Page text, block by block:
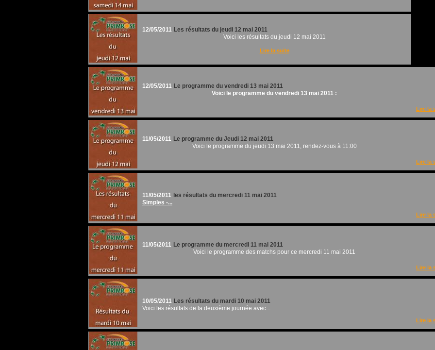
12/05/2011 Les résultats du jeudi 12 mai 2011
Voici les résultats du jeudi 12 mai 2011
Lire la suite
12/05/2011 Le programme du vendredi 13 mai 2011
Voici le programme du vendredi 13 mai 2011 :
Lire la
11/05/2011 Le programme du Jeudi 12 mai 2011
Voici le programme du jeudi 13 mai 2011, rendez-vous à 11:00
Lire la
11/05/2011 les résultats du mercredi 11 mai 2011
Simples -...
Lire la
11/05/2011 Le programme du mercredi 11 mai 2011
Voici le programme des matchs pour ce mercredi 11 mai 2011
Lire la
10/05/2011 Les résultats du mardi 10 mai 2011
Voici les résultats de la deuxième journée avec...
Lire la